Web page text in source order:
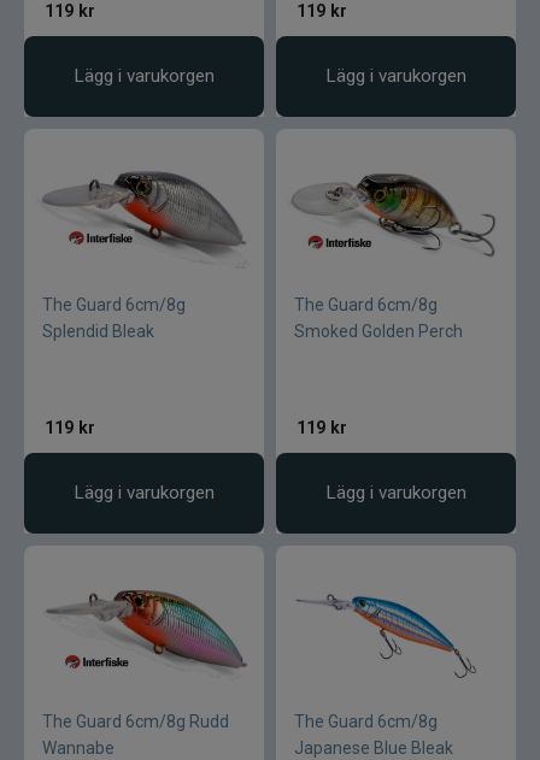
119 kr
Lägg i varukorgen
119 kr
Lägg i varukorgen
The Guard 6cm/8g
Splendid Bleak
119 kr
Lägg i varukorgen
The Guard 6cm/8g
Smoked Golden Perch
119 kr
Lägg i varukorgen
The Guard 6cm/8g Rudd
Wannabe
The Guard 6cm/8g
Japanese Blue Bleak